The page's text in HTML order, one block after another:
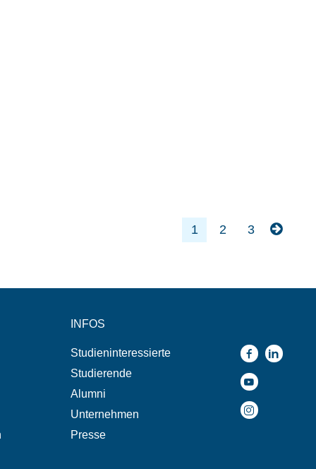
1 2 3
INFOS
Studieninteressierte
Studierende
Alumni
Unternehmen
Presse